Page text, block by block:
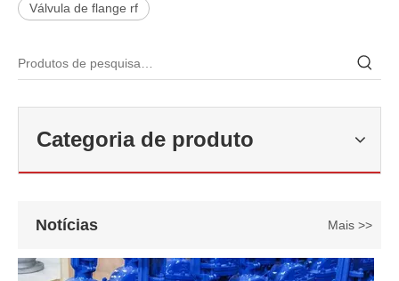
Válvula de flange rf
Categoria de produto
Notícias Mais >>
J-VALVES fabrica válvula de esfera de alta temperatura em aço